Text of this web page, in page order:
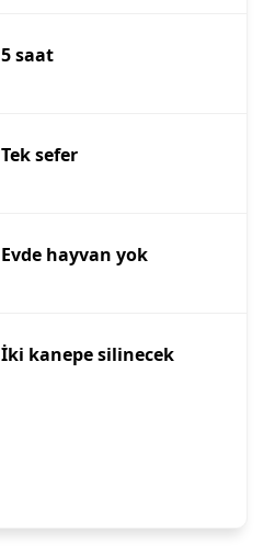
5 saat
Tek sefer
Evde hayvan yok
İki kanepe silinecek